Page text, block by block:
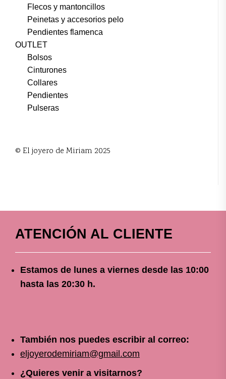
Flecos y mantoncillos
Peinetas y accesorios pelo
Pendientes flamenca
OUTLET
Bolsos
Cinturones
Collares
Pendientes
Pulseras
© El joyero de Miriam 2025
ATENCIÓN AL CLIENTE
Estamos de lunes a viernes desde las 10:00
hasta las 20:30 h.
También nos puedes escribir al correo:
eljoyerodemiriam@gmail.com
¿Quieres venir a visitarnos?